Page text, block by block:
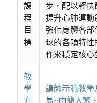
課
程
目
標
步，配以輕
提升心肺運動
強化身體各
球的各項特性
作來穩定核心
教
學
方
講師示範教學
易~由簡入繁